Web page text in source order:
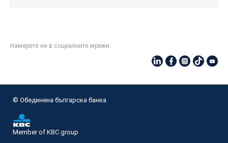
Намерете ни в социалните мрежи:
© Oбединена българска банка
Member of KBC group